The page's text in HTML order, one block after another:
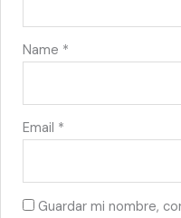
Name *
Email *
Guardar mi nombre,